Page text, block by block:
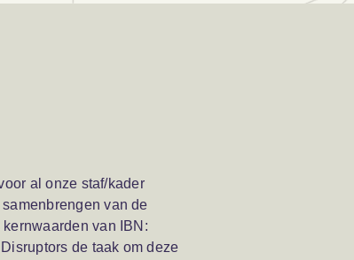
al onze staf/kader
van de
van IBN:
de taak om deze